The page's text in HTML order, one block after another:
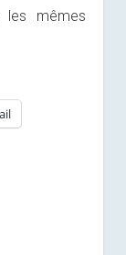
mêmes